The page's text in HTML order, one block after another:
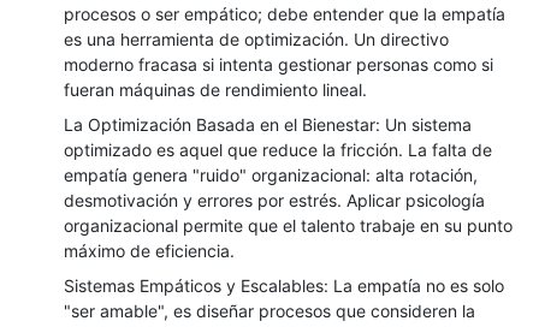
procesos o ser empático; debe entender que la empatía
es una herramienta de optimización. Un directivo
moderno fracasa si intenta gestionar personas como si
fueran máquinas de rendimiento lineal.
​La Optimización Basada en el Bienestar: Un sistema
optimizado es aquel que reduce la fricción. La falta de
empatía genera "ruido" organizacional: alta rotación,
desmotivación y errores por estrés. Aplicar psicología
organizacional permite que el talento trabaje en su punto
máximo de eficiencia.
​Sistemas Empáticos y Escalables: La empatía no es solo
"ser amable", es diseñar procesos que consideren la